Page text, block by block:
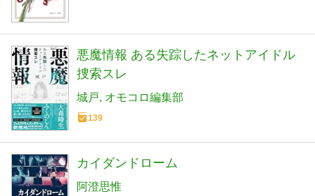
悪魔情報 ある失踪したネットアイドル
捜索スレ
城戸 オモコロ編集部
139
カイダンドローム
阿澄思惟